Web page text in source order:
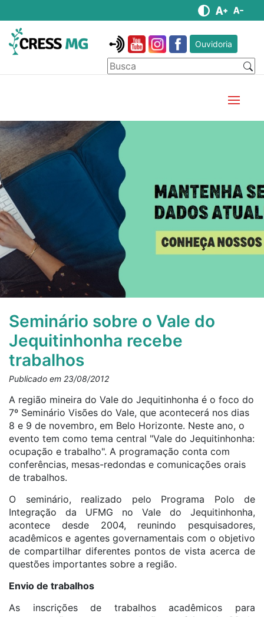
Ouvidoria
Seminário sobre o Vale do
Jequitinhonha recebe
trabalhos
Publicado em 23/08/2012
A região mineira do Vale do Jequitinhonha é o foco do
7º Seminário Visões do Vale, que acontecerá nos dias
8 e 9 de novembro, em Belo Horizonte. Neste ano, o
evento tem como tema central "Vale do Jequitinhonha:
ocupação e trabalho". A programação conta com
conferências, mesas-redondas e comunicações orais
de trabalhos.
O seminário, realizado pelo Programa Polo de
Integração da UFMG no Vale do Jequitinhonha,
acontece desde 2004, reunindo pesquisadores,
acadêmicos e agentes governamentais com o objetivo
de compartilhar diferentes pontos de vista acerca de
questões importantes sobre a região.
Envio de trabalhos
As inscrições de trabalhos acadêmicos para